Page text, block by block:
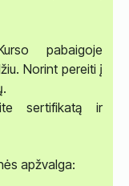
pabaigoje
Norint pereiti į
sertifikatą ir
apžvalga: